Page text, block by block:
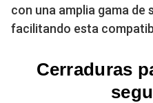
con una amplia gama de
facilitando esta
Cerraduras